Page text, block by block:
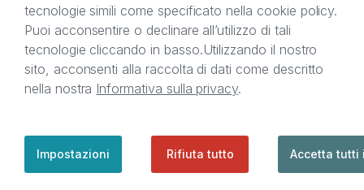
Il presente sito web è di proprietà di StreetLib S.r.l.
C.F. e P.IVA 05338720963. StreetLib S.r.l. è
titolare di tutti i diritti di proprietà intellettuale
afferenti ai marchi, loghi e segni distintivi presenti
sul sito web. Si invita l’utente a prendere visione
support@streetlib.com
tecnologie simili come specificato nella cookie policy.
Puoi acconsentire o declinare all’utilizzo di tali
tecnologie cliccando in basso.Utilizzando il nostro
sito, acconsenti alla raccolta di dati come descritto
nella nostra Informativa sulla privacy.
Impostazioni Rifiuta tutto Accetta tutti